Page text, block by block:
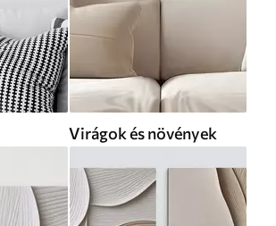
Virágok és növények